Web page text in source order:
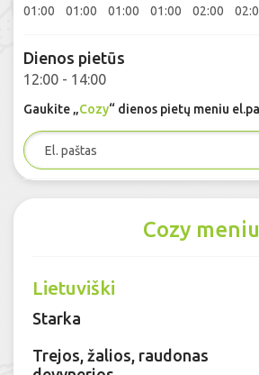
01:00
01:00
01:00
01:00
02:00
Dienos pietūs
12:00 - 14:00
Gaukite „Cozy“ dienos pietų meniu
Cozy meniu
Lietuviški
Starka
Trejos, žalios, raudonas